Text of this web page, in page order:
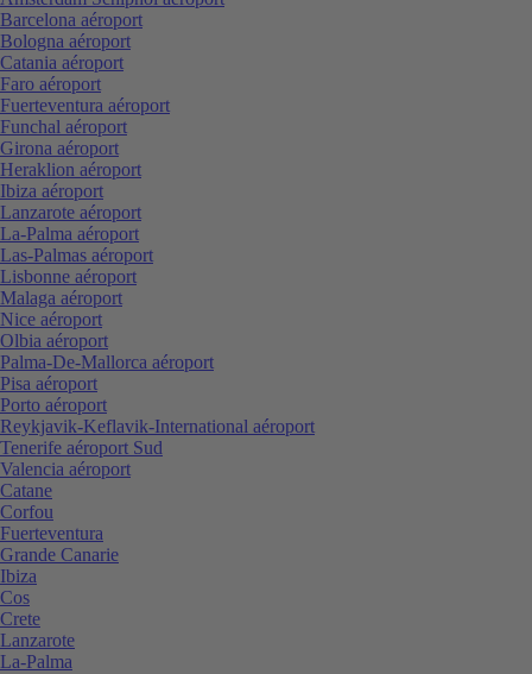
Barcelona aéroport
Bologna aéroport
Catania aéroport
Faro aéroport
Fuerteventura aéroport
Funchal aéroport
Girona aéroport
Heraklion aéroport
Ibiza aéroport
Lanzarote aéroport
La-Palma aéroport
Las-Palmas aéroport
Lisbonne aéroport
Malaga aéroport
Nice aéroport
Olbia aéroport
Palma-De-Mallorca aéroport
Pisa aéroport
Porto aéroport
Reykjavik-Keflavik-International aéroport
Tenerife aéroport Sud
Valencia aéroport
Catane
Corfou
Fuerteventura
Grande Canarie
Ibiza
Cos
Crete
Lanzarote
La-Palma